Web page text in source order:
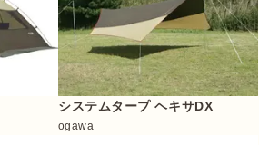
システムタープ ヘキサDX
ogawa